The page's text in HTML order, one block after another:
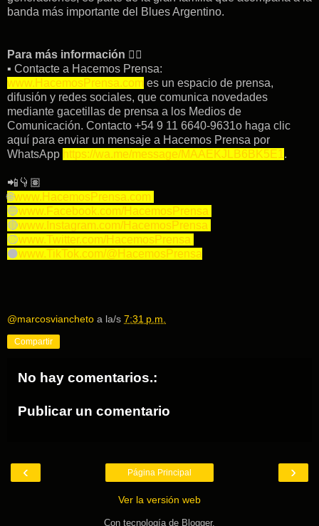
banda más importante del Blues Argentino.
Para más información 👇🏽
▪︎ Contacte a Hacemos Prensa:
www.HacemosPrensa.com es un espacio de prensa,
difusión y redes sociales, que comunica novedades
mediante gacetillas de prensa a los Medios de
Comunicación. Contacto +54 9 11 6640-9631o haga clic
aquí para enviar un mensaje a Hacemos Prensa por
WhatsApp https://wa.me/message/MAAEKJLB6BK5E1 .
📲👇🏽
🌐www.HacemosPrensa.com
🔵www.Facebook.com/HacemosPrensa
🔴www.Instagram.com/HacemosPrensa
🟡www.Twitter.com/HacemosPrensa
⚫️www.TikTok.com/@HacemosPrensa
@marcosviancheto a la/s 7:31 p.m.
Compartir
No hay comentarios.:
Publicar un comentario
‹ ›
Página Principal
Ver la versión web
Con tecnología de Blogger.